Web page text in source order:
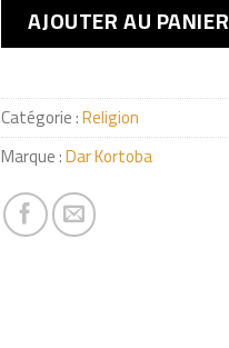
AJOUTER AU PANIER
Catégorie :Religion
Marque :Dar Kortoba